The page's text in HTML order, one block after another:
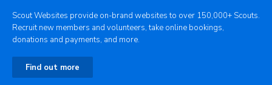
Scout Websites provide on-brand websites to over 150,000+ Scouts.
Recruit new members and volunteers, take online bookings,
donations and payments, and more.
Find out more